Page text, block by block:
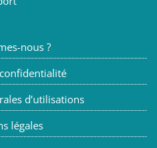
nous ?
d’utilisations
légales